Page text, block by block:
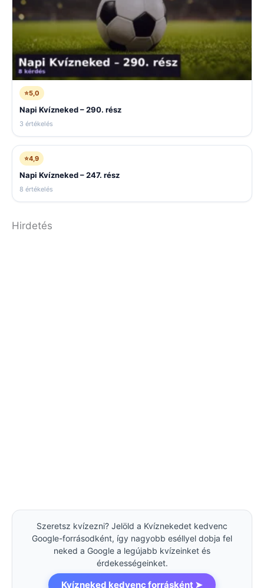
⭐5,0
Napi Kvízneked – 290. rész
3 értékelés
⭐4,9
Napi Kvízneked – 247. rész
8 értékelés
Hirdetés
Szeretsz kvízezni? Jelöld a Kvíznekedet kedvenc
Google-forrásodként, így nagyobb eséllyel dobja fel
neked a Google a legújabb kvízeinket és
érdekességeinket.
Kvízneked kedvenc forrásként ➤